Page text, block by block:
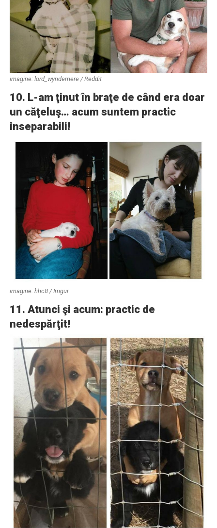
imagine: lord_wyndemere / Reddit
10. L-am ţinut în braţe de când era doar
un căţeluş… acum suntem practic
inseparabili!
imagine: hhc8 / Imgur
11. Atunci şi acum: practic de
nedespărţit!